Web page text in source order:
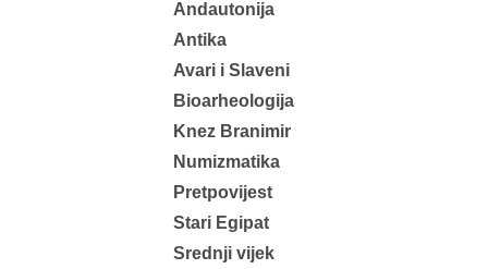
Andautonija
Antika
Avari i Slaveni
Bioarheologija
Knez Branimir
Numizmatika
Pretpovijest
Stari Egipat
Srednji vijek